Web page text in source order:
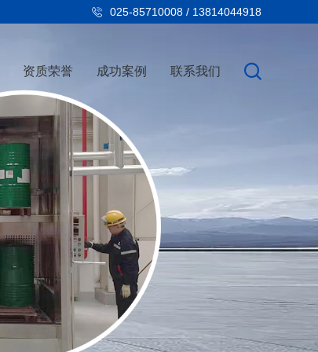
025-85710008 / 13814044918
资质荣誉 成功案例 联系我们